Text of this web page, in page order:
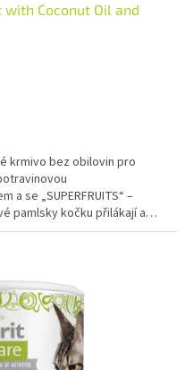
Coconut Oil and
krmivo bez obilovin pro
a se „SUPERFRUITS“ –
pamlsky kočku přilákají a